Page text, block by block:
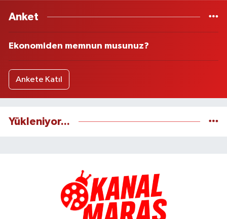
Anket
Ekonomiden memnun musunuz?
Ankete Katıl
Yükleniyor...